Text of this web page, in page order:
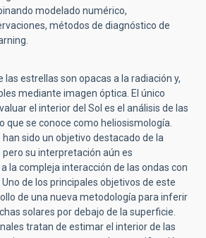
modelado numérico,
métodos de diagnóstico de
las estrellas son opacas a la radiación y,
mediante imagen óptica. El único
el interior del Sol es el análisis de las
que se conoce como heliosismología.
han sido un objetivo destacado de la
pero su interpretación aún es
la compleja interacción de las ondas con
de los principales objetivos de este
de una nueva metodología para inferir
solares por debajo de la superficie.
tratan de estimar el interior de las